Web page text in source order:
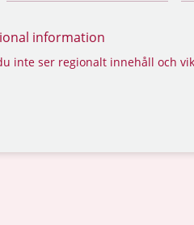
information
inte ser regionalt innehåll och